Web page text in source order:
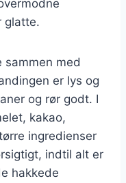
glatte.
sammen med
er lys og
og rør godt. I
kakao,
ingredienser
indtil alt er
hakkede